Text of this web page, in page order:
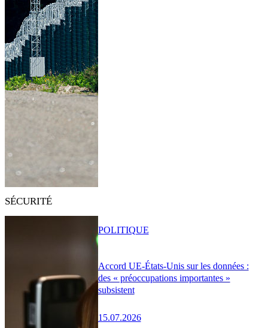
SÉCURITÉ
Accord UE-États-Unis sur les données :
des « préoccupations importantes »
subsistent
15.07.2026
POLITIQUE